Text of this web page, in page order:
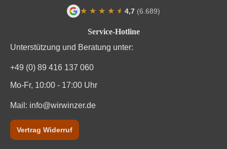
Region
Traubenfarbe
Service-Hotline
Unterstützung und Beratung unter:
+49 (0) 89 416 137 060
Mo-Fr, 10:00 - 17:00 Uhr
Mail: info@wirwinzer.de
Vertrag Widerruf
★ ★ ★ ★ ★
★ 4,7 (6.689)